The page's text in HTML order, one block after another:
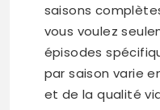
saisons
vous voulez
épisodes
par saison varie
et de la qualité